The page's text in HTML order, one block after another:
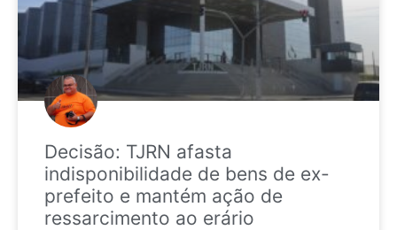
Decisão: TJRN afasta
indisponibilidade de bens de ex-
prefeito e mantém ação de
ressarcimento ao erário